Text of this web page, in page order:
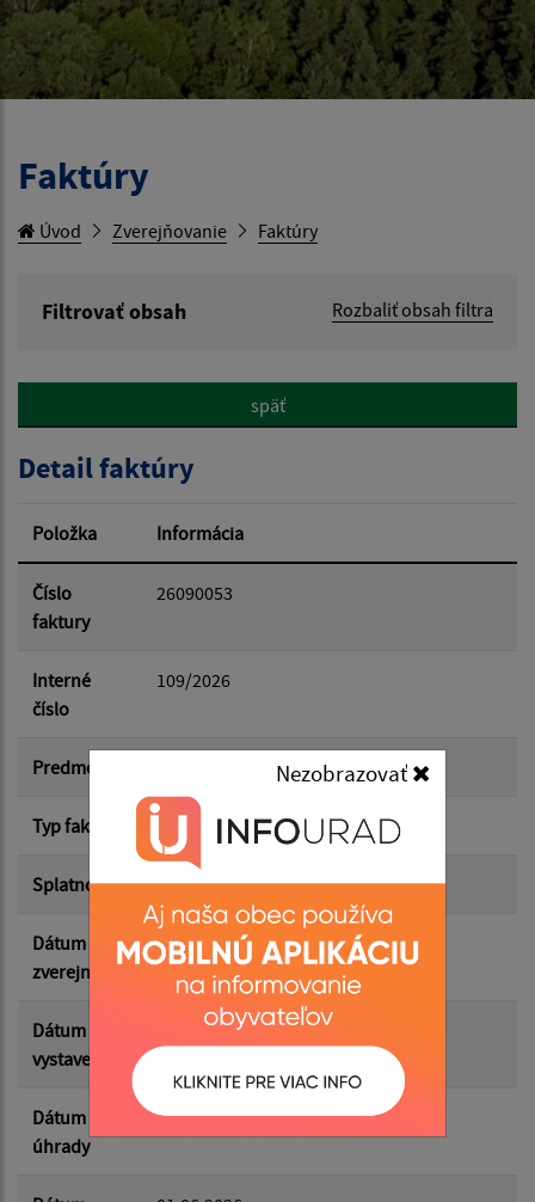
Nezobrazovať
Faktúry
Úvod Zverejňovanie Faktúry
Filtrovať obsah
Rozbaliť obsah filtra
Hľadať v:
Dátum od:
Dátum do:
Suma od:
Suma do:
Filtrovať Reset
späť
Detail faktúry
Položka Informácia
Číslo
faktury
26090053
Interné
číslo
109/2026
Predmet členský príspevok 6/2026
Typ faktúry dodávateľská
Splatnosť 10.06.2026
Dátum
zverejnenia
01.07.2026
Dátum
vystavenia
01.06.2026
Dátum
úhrady
09.06.2026